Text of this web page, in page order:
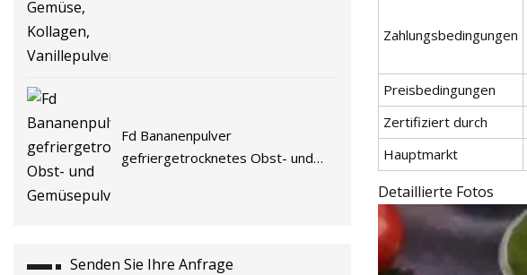
Fd Bananenpulver
gefriergetrocknetes Obst- und
Senden Sie Ihre Anfrage
Zahlungsbedingungen
Preisbedingungen
Zertifiziert durch
Hauptmarkt
Detaillierte Fotos